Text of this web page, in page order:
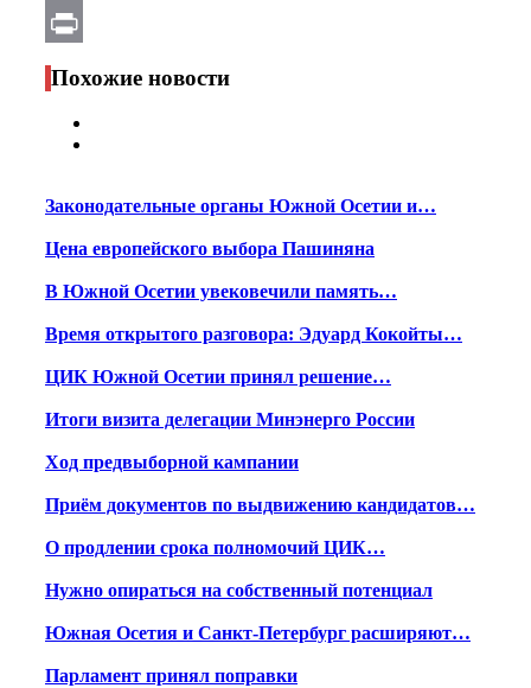
Email
Print
Похожие новости
Законодательные органы Южной Осетии и…
Цена европейского выбора Пашиняна
В Южной Осетии увековечили память…
Время открытого разговора: Эдуард Кокойты…
ЦИК Южной Осетии принял решение…
Итоги визита делегации Минэнерго России
Ход предвыборной кампании
Приём документов по выдвижению кандидатов…
О продлении срока полномочий ЦИК…
Нужно опираться на собственный потенциал
Южная Осетия и Санкт-Петербург расширяют…
Парламент принял поправки